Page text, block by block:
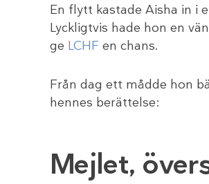
En flytt kastade Aisha in i
Lyckligtvis hade hon en
ge LCHF en chans.
Från dag ett mådde hon
hennes berättelse:
Mejlet,